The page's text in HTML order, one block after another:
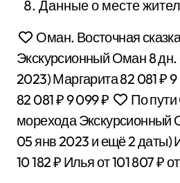
Данные о месте
Оман. Восточная
Экскурсионный Оман8 дн.
2023)Маргарита82 081 ₽9
82 081 ₽9 099 ₽
По
морехода
05 янв 2023 и ещё 2 даты)
10 182 ₽ Ильяот 101 807 ₽